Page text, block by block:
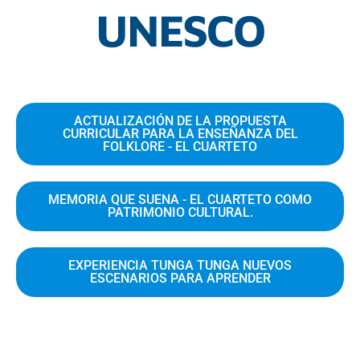
UNESCO
ACTUALIZACIÓN DE LA PROPUESTA
CURRICULAR PARA LA ENSEÑANZA DEL
FOLKLORE - EL CUARTETO
MEMORIA QUE SUENA - EL CUARTETO COMO
PATRIMONIO CULTURAL.
EXPERIENCIA TUNGA TUNGA NUEVOS
ESCENARIOS PARA APRENDER